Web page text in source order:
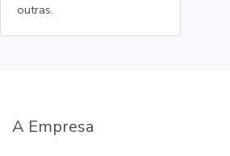
outras.
A Empresa